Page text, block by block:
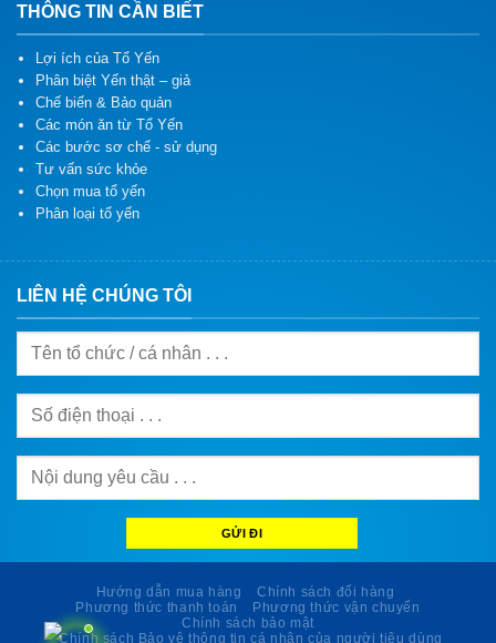
THÔNG TIN CẦN BIẾT
Lợi ích của Tổ Yến
Phân biệt Yến thật – giả
Chế biến & Bảo quản
Các món ăn từ Tổ Yến
Các bước sơ chế - sử dụng
Tư vấn sức khỏe
Chọn mua tổ yến
Phân loại tổ yến
LIÊN HỆ CHÚNG TÔI
Hướng dẫn mua hàng
Chính sách đổi hàng
Phương thức thanh toán
Phương thức vận chuyển
Chính sách bảo mật
Chính sách Bảo vệ thông tin cá nhân của người tiêu dùng